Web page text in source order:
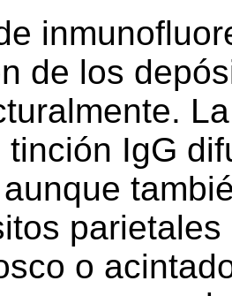
de los
tinción IgG
o